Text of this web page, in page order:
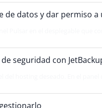
de datos y dar permiso a
seguridad con